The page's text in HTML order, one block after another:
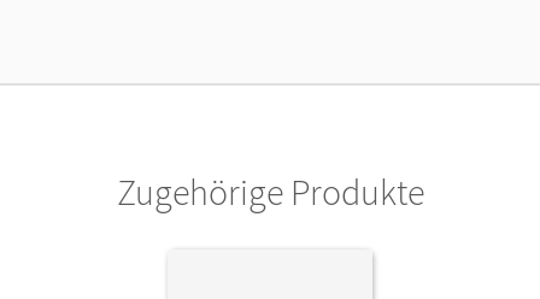
Unterrichtsmanager 90 Tage lang zu testen.
Zugehörige Produkte